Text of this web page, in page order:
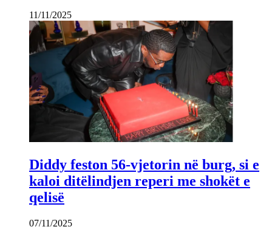
11/11/2025
Diddy feston 56-vjetorin në burg, si e
kaloi ditëlindjen reperi me shokët e
qelisë
07/11/2025